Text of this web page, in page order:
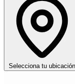
Selecciona tu ubicación